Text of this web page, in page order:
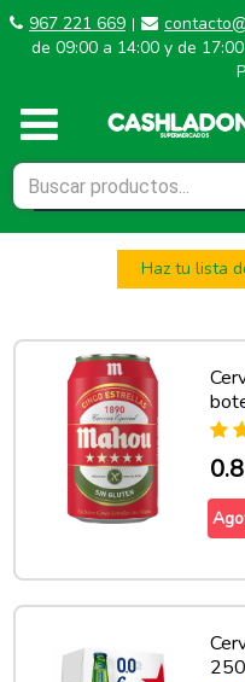
967 221 669 |
de 09:00 a 14:00 y de
Haz tu lista